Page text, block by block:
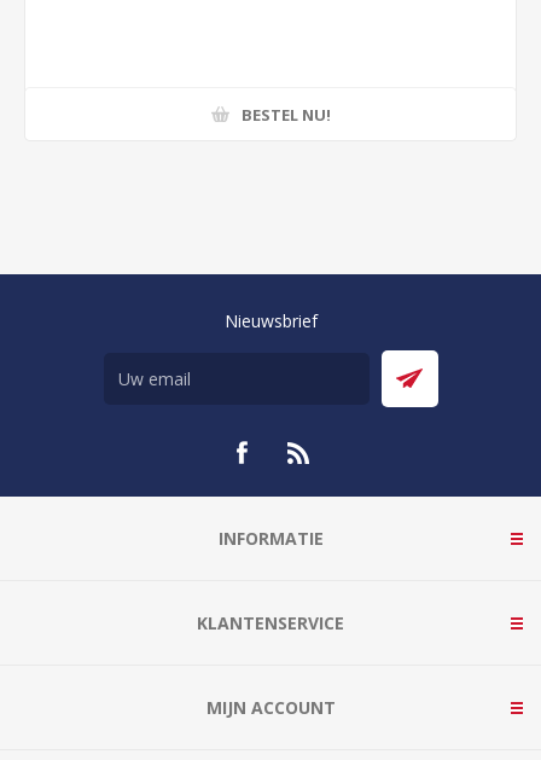
BESTEL NU!
Nieuwsbrief
INFORMATIE
KLANTENSERVICE
MIJN ACCOUNT